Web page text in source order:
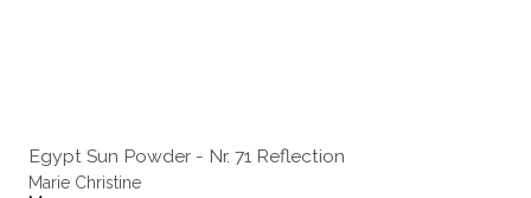
Egypt Sun Powder - Nr. 71 Reflection
Marie Christine